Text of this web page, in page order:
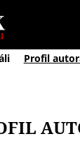
Profil